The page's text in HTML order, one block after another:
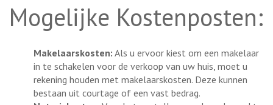
Mogelijke Kostenposten:
Makelaarskosten: Als u ervoor kiest om een makelaar
in te schakelen voor de verkoop van uw huis, moet u
rekening houden met makelaarskosten. Deze kunnen
bestaan uit courtage of een vast bedrag.